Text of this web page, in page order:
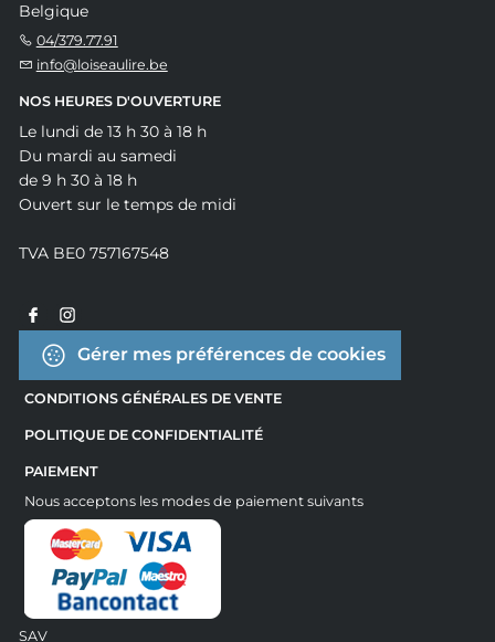
Belgique
04/379.77.91
info@loiseaulire.be
NOS HEURES D'OUVERTURE
Le lundi de 13 h 30 à 18 h
Du mardi au samedi
de 9 h 30 à 18 h
Ouvert sur le temps de midi
TVA BE0 757167548
Gérer mes préférences de cookies
CONDITIONS GÉNÉRALES DE VENTE
POLITIQUE DE CONFIDENTIALITÉ
PAIEMENT
Nous acceptons les modes de paiement suivants
SAV